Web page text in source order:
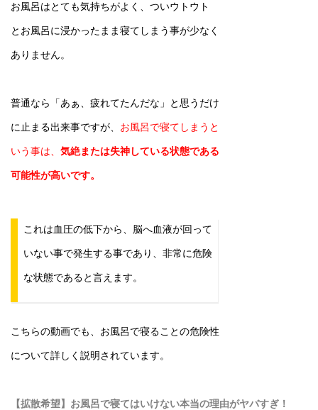
お風呂はとても気持ちがよく、ついウトウト
とお風呂に浸かったまま寝てしまう事が少なく
ありません。
普通なら「あぁ、疲れてたんだな」と思うだけ
に止まる出来事ですが、 お風呂で寝てしまうと
いう事は、 気絶または失神している状態である
可能性が高いです。
これは血圧の低下から、脳へ血液が回って
いない事で発生する事であり、非常に危険
な状態であると言えます。
こちらの動画でも、お風呂で寝ることの危険性
について詳しく説明されています。
【拡散希望】お風呂で寝てはいけない本当の理由がヤバすぎ！